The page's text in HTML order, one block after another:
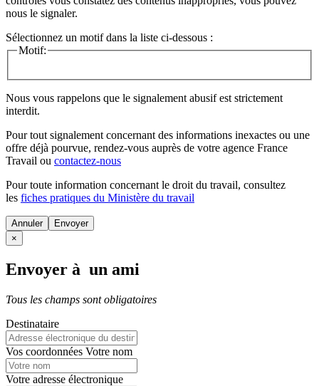
nous le signaler.
Sélectionnez un motif dans la liste ci-dessous :
Motif:
Nous vous rappelons que le signalement abusif est strictement
interdit.
Pour tout signalement concernant des informations inexactes ou une
offre déjà pourvue, rendez-vous auprès de votre agence France
Travail ou contactez-nous
Pour toute information concernant le droit du travail, consultez
les fiches pratiques du Ministère du travail
Annuler
×
Envoyer à un ami
Tous les champs sont obligatoires
Destinataire
Vos coordonnées Votre nom
Votre adresse électronique